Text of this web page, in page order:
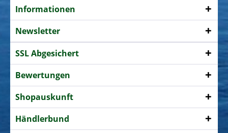
Informationen
Newsletter
SSL Abgesichert
Bewertungen
Shopauskunft
Händlerbund